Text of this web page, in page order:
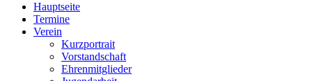
Hauptseite
Termine
Verein
Kurzportrait
Vorstandschaft
Ehrenmitglieder